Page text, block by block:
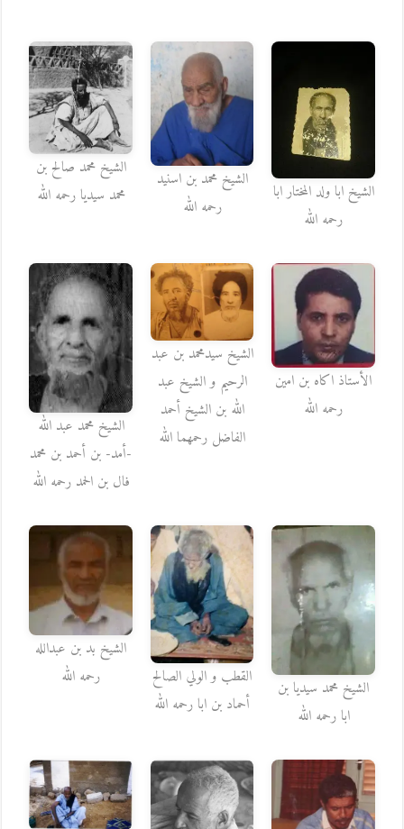
الشيخ ابا ولد المختار ابا
رحمه الله
الشيخ محمد بن اسنيد
رحمه الله
الشيخ محمد صالح بن
محمد سيديا رحمه الله
الأستاذ اكاه بن امين
رحمه الله
الشيخ سيدمحمد بن عبد
الرحيم و الشيخ عبد
الله بن الشيخ أحمد
الفاضل رحمهما الله
الشيخ محمد عبد الله
-أمد- بن أحمد بن محمد
فال بن الحمد رحمه الله
الشيخ محمد سيديا بن
ابا رحمه الله
القطب و الولي الصالح
أحماد بن ابا رحمه الله
الشيخ بد بن عبدالله
رحمه الله